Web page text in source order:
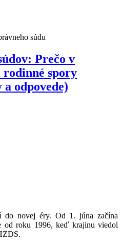
Prečo v
rodinné spory
odpovede)
do novej éry. Od 1. júna začína
od roku 1996, keď krajinu viedol